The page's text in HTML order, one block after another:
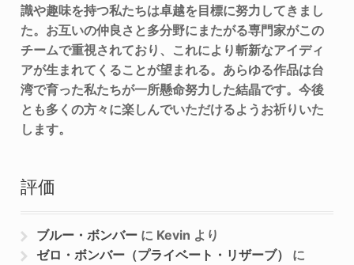
識や趣味を持つ私たちは卓越を目標に努力してきまし
た。お互いの仲良さと多分野にまたがる専門家がこの
チームで重視されており、これにより斬新なアイディ
アが生まれてくることが望まれる。あらゆる作品は台
湾で育った私たちが一所懸命努力した結晶です。今後
とも多くの方々に楽しんでいただけるようお祈りいた
します。
評価
ブルー・ボンバー に Kevin より
ゼロ・ボンバー（プライベート・リザーブ）
に